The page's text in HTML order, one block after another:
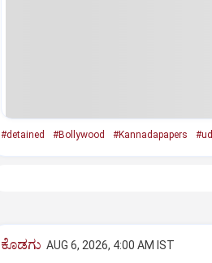
#detained #Bollywood #Kannadapapers
ಕೊಡಗು AUG 6, 2026, 4:00 AM IST